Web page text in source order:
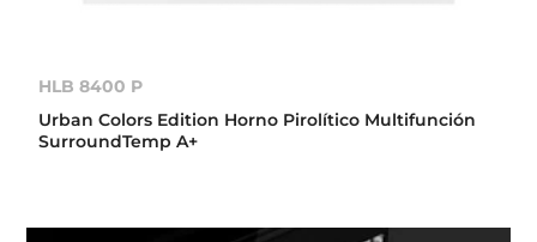
HLB 8400 P
Urban Colors Edition Horno Pirolítico Multifunción
SurroundTemp A+